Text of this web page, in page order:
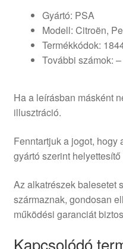
Gyártó: PSA
Modell: Citroën,
Termékkódok:
További számok: –
Ha a leírásban másként
illusztráció.
Fenntartjuk a jogot, hogy
gyártó szerint
Az alkatrészek balesetet
származnak, gondosan
működési garanciát
Kapcsolódó